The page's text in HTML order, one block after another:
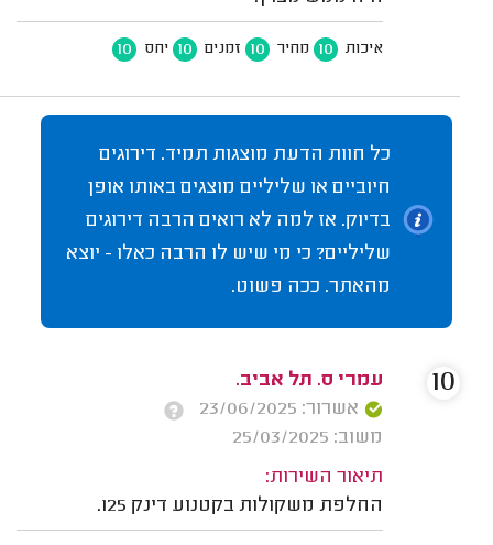
איכות 10 מחיר 10 זמנים 10 יחס 10
כל חוות הדעת מוצגות תמיד. דירוגים
חיוביים או שליליים מוצגים באותו אופן
בדיוק. אז למה לא רואים הרבה דירוגים
שליליים? כי מי שיש לו הרבה כאלו - יוצא
מהאתר. ככה פשוט.
עמרי ס. תל אביב.
אשרור: 23/06/2025
משוב: 25/03/2025
תיאור השירות:
החלפת משקולות בקטנוע דינק 125.
10